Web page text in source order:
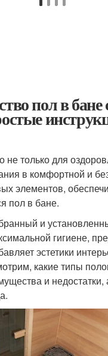
пол в
только для
в комфортной и
элементов,
пол в бане.
и
гигиене,
эстетики
какие типы
и